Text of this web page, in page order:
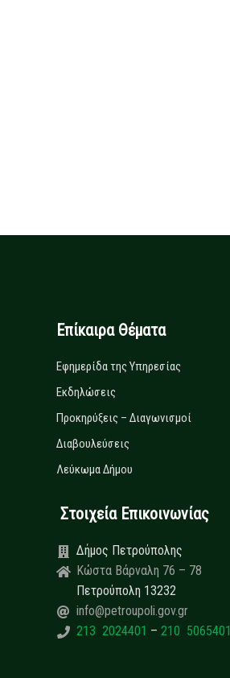
Επίκαιρα Θέματα
Εφημερίδα της Υπηρεσίας
Εκδηλώσεις
Προκηρύξεις – Διαγωνισμοί
Διαβουλεύσεις
Λεύκωμα Δήμου
Στοιχεία Επικοινωνίας
Δήμος Πετρούπολης
Κώστα Βάρναλη 76 – 78
Πετρούπολη 13232
info@petroupoli.gov.gr
213 2024401 – 210 5065401